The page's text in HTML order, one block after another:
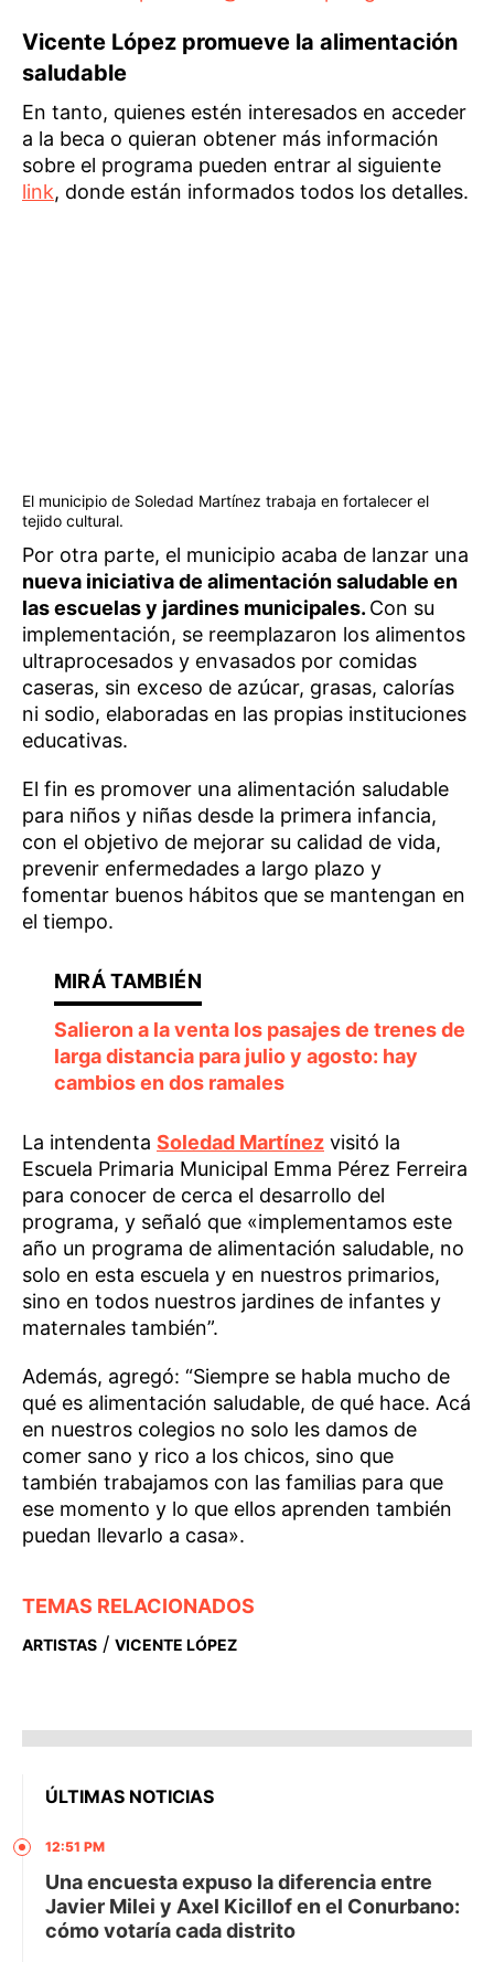
Vicente López promueve la alimentación
saludable
En tanto, quienes estén interesados en acceder
a la beca o quieran obtener más información
sobre el programa pueden entrar al siguiente
link, donde están informados todos los detalles.
El municipio de Soledad Martínez trabaja en fortalecer el
tejido cultural.
Por otra parte, el municipio acaba de lanzar una
nueva iniciativa de alimentación saludable en
las escuelas y jardines municipales. Con su
implementación, se reemplazaron los alimentos
ultraprocesados y envasados por comidas
caseras, sin exceso de azúcar, grasas, calorías
ni sodio, elaboradas en las propias instituciones
educativas.
El fin es promover una alimentación saludable
para niños y niñas desde la primera infancia,
con el objetivo de mejorar su calidad de vida,
prevenir enfermedades a largo plazo y
fomentar buenos hábitos que se mantengan en
el tiempo.
Salieron a la venta los pasajes de trenes de
larga distancia para julio y agosto: hay
cambios en dos ramales
La intendenta Soledad Martínez visitó la
Escuela Primaria Municipal Emma Pérez Ferreira
para conocer de cerca el desarrollo del
programa, y señaló que «implementamos este
año un programa de alimentación saludable, no
solo en esta escuela y en nuestros primarios,
sino en todos nuestros jardines de infantes y
maternales también”.
Además, agregó: “Siempre se habla mucho de
qué es alimentación saludable, de qué hace. Acá
en nuestros colegios no solo les damos de
comer sano y rico a los chicos, sino que
también trabajamos con las familias para que
ese momento y lo que ellos aprenden también
puedan llevarlo a casa».
TEMAS RELACIONADOS
ARTISTAS / VICENTE LÓPEZ
ÚLTIMAS NOTICIAS
12:51 PM
Una encuesta expuso la diferencia entre
Javier Milei y Axel Kicillof en el Conurbano:
cómo votaría cada distrito